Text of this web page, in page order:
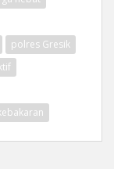
polres Gresik